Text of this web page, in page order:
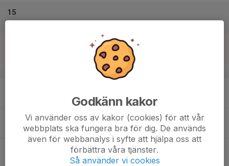
15
v.34
Godkänn kakor
Vi använder oss av kakor (cookies) för att vår
webbplats ska fungera bra för dig. De används
även för webbanalys i syfte att hjälpa oss att
förbättra våra tjänster.
Så använder vi cookies